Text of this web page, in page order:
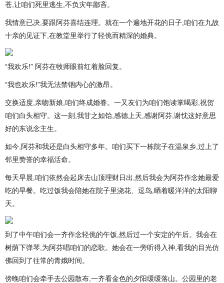
苍,让咱们死里逃生,不负灾年鄙吝。
我情意已决,要跟阿芬喜结连理。就在一个遍地开花的日子,咱们在九故
十亲的见证下,在教堂里举行了轻佻而精深的婚典。
“我欢乐!” 阿芬在牧师眼前红着脸回复。
“我也欢乐!”我无法禁锢内心的激昂。
交换适度,亲吻新娘,咱们终成婚眷。一又友们为咱们饱读掌喝彩,祝贺
咱们白头相守。这一刻,我甘之如饴,感德上天,感谢阿芬,谢忱这好意思
好的东说念主生。
如今,阿芬和我还是白头相守多年。咱们买下一栋院子在温泉乡,过上了
邻里赞誉的幸福活命。
每天早晨,咱们依然会起床去山顶理财日出,然后我会为阿芬作念她最爱
吃的早餐。吃过饭我会陪她在院子里浇花、逗鸟,晒着暖洋洋的太阳聊
天。
到了中午咱们会一齐作念轻佻的午饭,然后过一个安定的午后。我会在
树荫下弹琴,为阿芬唱咱们的恋歌。她会在一旁听得入神,看我的目光仿
佛回到了往常的青娥时间。
傍晚咱们会牵手去公园散布,一齐看金色的夕阳缓缓落山。公园里的老